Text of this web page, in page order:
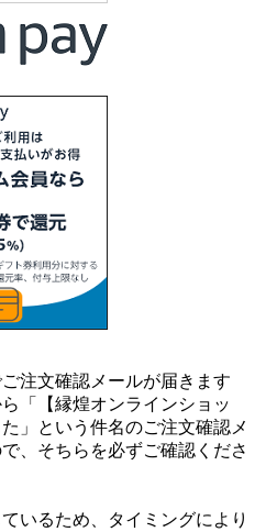
注文確認メールが届きます
「【縁煌オンラインショッ
」という件名のご注文確認メ
、そちらを必ずご確認くださ
いるため、タイミングにより